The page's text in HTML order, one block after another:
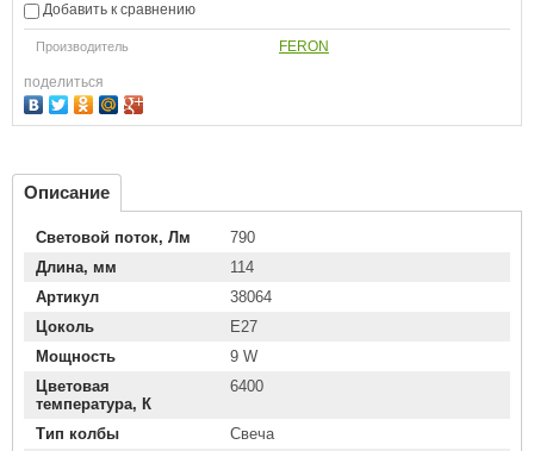
Добавить к сравнению
Производитель FERON
поделиться
Описание
Световой поток, Лм
790
Длина, мм
114
Артикул
38064
Цоколь
E27
Мощность
9 W
Цветовая
температура, К
6400
Тип колбы
Свеча